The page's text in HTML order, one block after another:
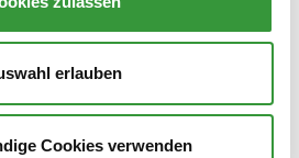
erlauben
Cookies verwenden
Wieder­ver­wertung der ge­
Bei der Aus­wahl der
Wert auf Nach­haltigkeits­